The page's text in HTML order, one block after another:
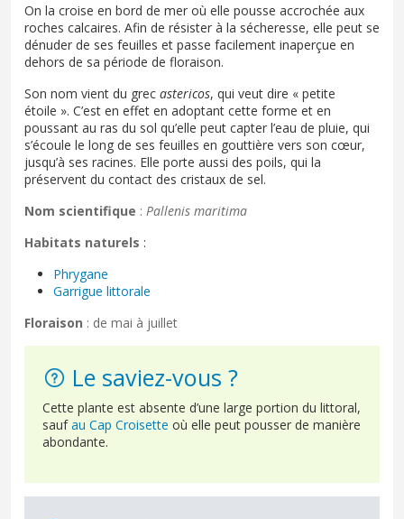
On la croise en bord de mer où elle pousse accrochée aux
roches calcaires. Afin de résister à la sécheresse, elle peut se
dénuder de ses feuilles et passe facilement inaperçue en
dehors de sa période de floraison.
Son nom vient du grec astericos, qui veut dire « petite
étoile ». C’est en effet en adoptant cette forme et en
poussant au ras du sol qu’elle peut capter l’eau de pluie, qui
s’écoule le long de ses feuilles en gouttière vers son cœur,
jusqu’à ses racines. Elle porte aussi des poils, qui la
préservent du contact des cristaux de sel.
Nom scientifique : Pallenis maritima
Habitats naturels :
Phrygane
Garrigue littorale
Floraison : de mai à juillet
Le saviez-vous ?
Cette plante est absente d’une large portion du littoral,
saufau Cap Croisette où elle peut pousser de manière
abondante.